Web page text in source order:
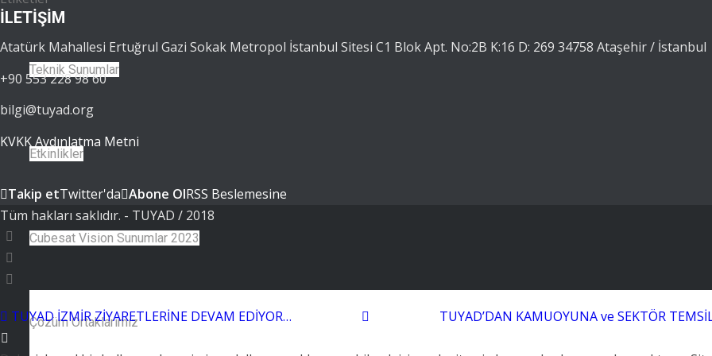
Teknik Sunumlar
Etkinlikler
Cubesat Vision Sunumlar 2023
Çözüm Ortaklarımız
İLETİŞİM
Atatürk Mahallesi Ertuğrul Gazi Sokak Metropol İstanbul Sitesi C1 Blok Apt. No:2B K:16 D: 269 34758 Ataşehir / İstanbul
+90 553 228 98 60
bilgi@tuyad.org
KVKK Aydınlatma Metni
Takip etTwitter'da Abone OlRSS Beslemesine
Tüm hakları saklıdır. - TUYAD / 2018
TUYAD İZMİR ZİYARETLERİNE DEVAM EDİYOR… TUYAD’DAN KAMUOYUNA ve SEKTÖR